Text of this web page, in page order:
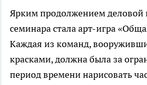
Ярким продолжением
семинара стала арт-игра
Каждая из команд,
красками, должна была за
период времени нарисовать